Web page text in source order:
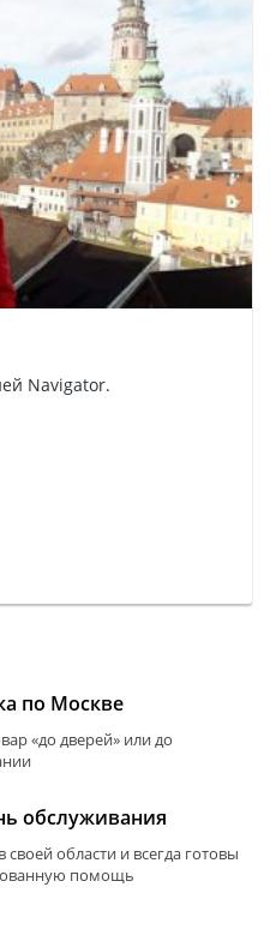
Navigator.
по Москве
«до дверей» или до
обслуживания
области и всегда готовы
помощь